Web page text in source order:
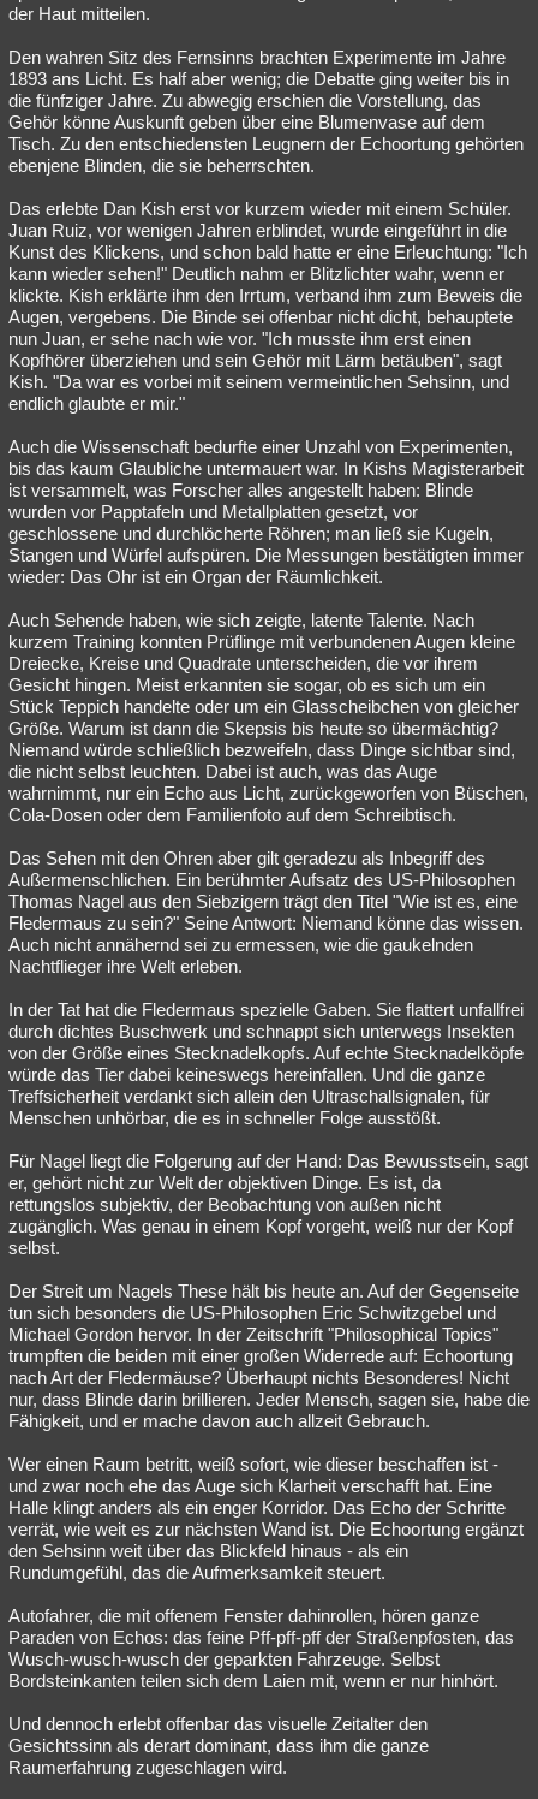
der Haut mitteilen.
Den wahren Sitz des Fernsinns brachten Experimente im Jahre
1893 ans Licht. Es half aber wenig; die Debatte ging weiter bis in
die fünfziger Jahre. Zu abwegig erschien die Vorstellung, das
Gehör könne Auskunft geben über eine Blumenvase auf dem
Tisch. Zu den entschiedensten Leugnern der Echoortung gehörten
ebenjene Blinden, die sie beherrschten.
Das erlebte Dan Kish erst vor kurzem wieder mit einem Schüler.
Juan Ruiz, vor wenigen Jahren erblindet, wurde eingeführt in die
Kunst des Klickens, und schon bald hatte er eine Erleuchtung: "Ich
kann wieder sehen!" Deutlich nahm er Blitzlichter wahr, wenn er
klickte. Kish erklärte ihm den Irrtum, verband ihm zum Beweis die
Augen, vergebens. Die Binde sei offenbar nicht dicht, behauptete
nun Juan, er sehe nach wie vor. "Ich musste ihm erst einen
Kopfhörer überziehen und sein Gehör mit Lärm betäuben", sagt
Kish. "Da war es vorbei mit seinem vermeintlichen Sehsinn, und
endlich glaubte er mir."
Auch die Wissenschaft bedurfte einer Unzahl von Experimenten,
bis das kaum Glaubliche untermauert war. In Kishs Magisterarbeit
ist versammelt, was Forscher alles angestellt haben: Blinde
wurden vor Papptafeln und Metallplatten gesetzt, vor
geschlossene und durchlöcherte Röhren; man ließ sie Kugeln,
Stangen und Würfel aufspüren. Die Messungen bestätigten immer
wieder: Das Ohr ist ein Organ der Räumlichkeit.
Auch Sehende haben, wie sich zeigte, latente Talente. Nach
kurzem Training konnten Prüflinge mit verbundenen Augen kleine
Dreiecke, Kreise und Quadrate unterscheiden, die vor ihrem
Gesicht hingen. Meist erkannten sie sogar, ob es sich um ein
Stück Teppich handelte oder um ein Glasscheibchen von gleicher
Größe. Warum ist dann die Skepsis bis heute so übermächtig?
Niemand würde schließlich bezweifeln, dass Dinge sichtbar sind,
die nicht selbst leuchten. Dabei ist auch, was das Auge
wahrnimmt, nur ein Echo aus Licht, zurückgeworfen von Büschen,
Cola-Dosen oder dem Familienfoto auf dem Schreibtisch.
Das Sehen mit den Ohren aber gilt geradezu als Inbegriff des
Außermenschlichen. Ein berühmter Aufsatz des US-Philosophen
Thomas Nagel aus den Siebzigern trägt den Titel "Wie ist es, eine
Fledermaus zu sein?" Seine Antwort: Niemand könne das wissen.
Auch nicht annähernd sei zu ermessen, wie die gaukelnden
Nachtflieger ihre Welt erleben.
In der Tat hat die Fledermaus spezielle Gaben. Sie flattert unfallfrei
durch dichtes Buschwerk und schnappt sich unterwegs Insekten
von der Größe eines Stecknadelkopfs. Auf echte Stecknadelköpfe
würde das Tier dabei keineswegs hereinfallen. Und die ganze
Treffsicherheit verdankt sich allein den Ultraschallsignalen, für
Menschen unhörbar, die es in schneller Folge ausstößt.
Für Nagel liegt die Folgerung auf der Hand: Das Bewusstsein, sagt
er, gehört nicht zur Welt der objektiven Dinge. Es ist, da
rettungslos subjektiv, der Beobachtung von außen nicht
zugänglich. Was genau in einem Kopf vorgeht, weiß nur der Kopf
selbst.
Der Streit um Nagels These hält bis heute an. Auf der Gegenseite
tun sich besonders die US-Philosophen Eric Schwitzgebel und
Michael Gordon hervor. In der Zeitschrift "Philosophical Topics"
trumpften die beiden mit einer großen Widerrede auf: Echoortung
nach Art der Fledermäuse? Überhaupt nichts Besonderes! Nicht
nur, dass Blinde darin brillieren. Jeder Mensch, sagen sie, habe die
Fähigkeit, und er mache davon auch allzeit Gebrauch.
Wer einen Raum betritt, weiß sofort, wie dieser beschaffen ist -
und zwar noch ehe das Auge sich Klarheit verschafft hat. Eine
Halle klingt anders als ein enger Korridor. Das Echo der Schritte
verrät, wie weit es zur nächsten Wand ist. Die Echoortung ergänzt
den Sehsinn weit über das Blickfeld hinaus - als ein
Rundumgefühl, das die Aufmerksamkeit steuert.
Autofahrer, die mit offenem Fenster dahinrollen, hören ganze
Paraden von Echos: das feine Pff-pff-pff der Straßenpfosten, das
Wusch-wusch-wusch der geparkten Fahrzeuge. Selbst
Bordsteinkanten teilen sich dem Laien mit, wenn er nur hinhört.
Und dennoch erlebt offenbar das visuelle Zeitalter den
Gesichtssinn als derart dominant, dass ihm die ganze
Raumerfahrung zugeschlagen wird.